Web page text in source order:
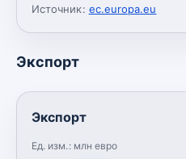
Источник: ec.europa.eu
Экспорт
Экспорт
Ед. изм.: млн евро